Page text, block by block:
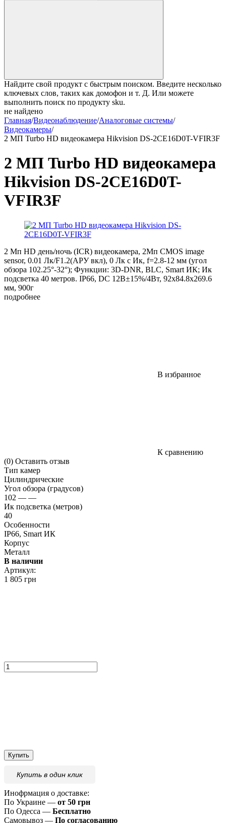
Найдите свой продукт с быстрым поиском. Введите несколько
ключевых слов, таких как домофон и т. Д. Или можете
выполнить поиск по продукту sku.
не найдено
Главная/Видеонаблюдение/Аналоговые системы/
Видеокамеры/
2 МП Turbo HD видеокамера Hikvision DS-2CE16D0T-VFIR3F
2 МП Turbo HD видеокамера
Hikvision DS-2CE16D0T-
VFIR3F
2 Мп HD день/ночь (ICR) видеокамера, 2Mп CMOS image
sensor, 0.01 Лк/F1.2(АРУ вкл), 0 Лк c Ик, f=2.8-12 мм (угол
обзора 102.25°-32°); Функции: 3D-DNR, BLC, Smart ИК; Ик
подсветка 40 метров. IP66, DC 12В±15%/4Вт, 92х84.8x269.6
мм, 900г
подробнее
В избранное
К сравнению
(0) Оставить отзыв
Тип камер
Цилиндрические
Угол обзора (градусов)
102 — —
Ик подсветка (метров)
40
Особенности
IP66, Smart ИК
Корпус
Металл
В наличии
Артикул:
1 805 грн
Купить
Купить в один клик
Инофрмация о доставке:
По Украине — от 50 грн
По Одесса — Бесплатно
Самовывоз — По согласованию